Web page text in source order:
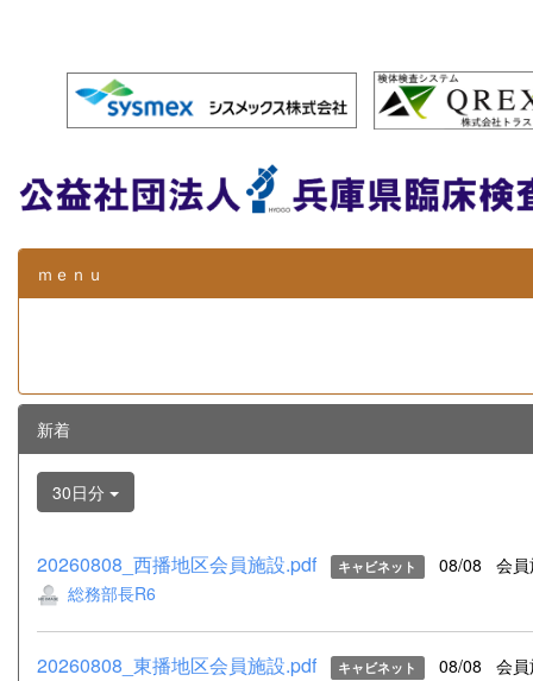
ｍｅｎｕ
新着
30日分
20260808_西播地区会員施設.pdf キャビネット 08/08
会
総務部長R6
20260808_東播地区会員施設.pdf キャビネット 08/08
会